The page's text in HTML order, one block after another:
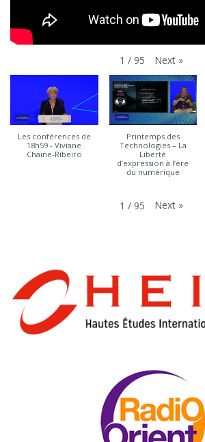
1 / 95 Next »
Les conférences de
18h59 - Viviane
Chaine-Ribeiro
Printemps des
Technologies – La
Liberté
d’expression à l’ère
du numérique
1 / 95 Next »